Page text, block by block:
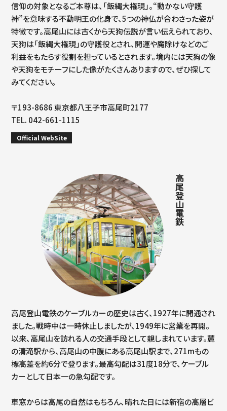
信仰の対象となるご本尊は、「飯縄大権現」。“動かない守護
神”を意味する不動明王の化身で、5つの神仏が合わさった姿が
特徴です。高尾山には古くから天狗伝説が言い伝えられており、
天狗は「飯縄大権現」の守護役とされ、開運や魔除けなどのご
利益をもたらす役割を担っているとされます。境内には天狗の像
や天狗をモチーフにした像がたくさんありますので、ぜひ探して
みてください。
〒193-8686 東京都八王子市高尾町2177
TEL. 042-661-1115
Official WebSite
高尾登山電鉄
高尾登山電鉄のケーブルカーの歴史は古く、1927年に開通され
ました。戦時中は一時休止しましたが、1949年に営業を再開。
以来、高尾山を訪れる人の交通手段として親しまれています。麓
の清滝駅から、高尾山の中腹にある高尾山駅まで、271mもの
標高差を約6分で登ります。最高勾配は31度18分で、ケーブル
カーとして日本一の急勾配です。
車窓からは高尾の自然はもちろん、晴れた日には新宿の高層ビ